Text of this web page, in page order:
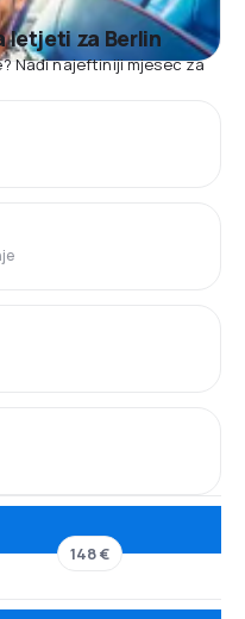
letjeti za Berlin
Nađi najeftiniji mjesec za
148 €